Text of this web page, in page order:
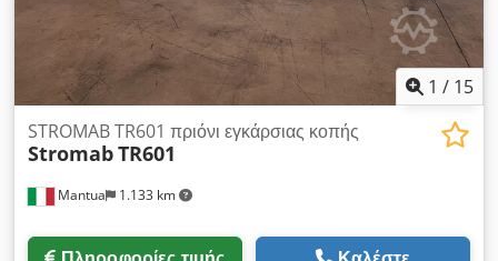
1 / 15
Mantua 1.133 km
STROMAB TR601 πριόνι εγκάρσιας κοπής
StromabTR601